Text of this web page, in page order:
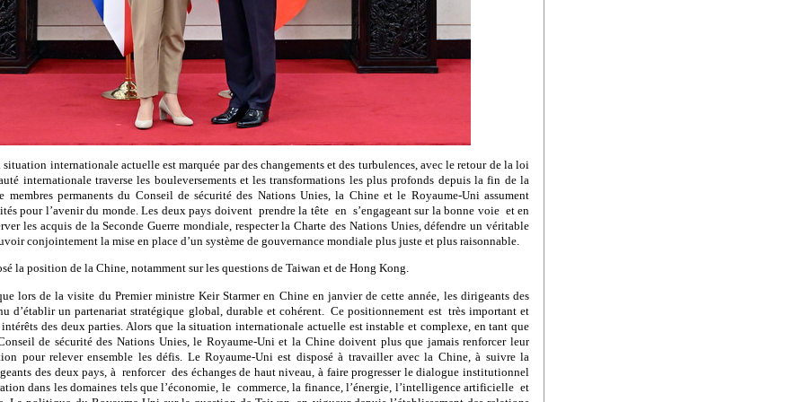
internationale actuelle est marquée par des changements et des turbulences, avec le retour de la loi
internationale traverse les bouleversements et les transformations les plus profonds depuis la fin de la
membres permanents du Conseil de sécurité des Nations Unies, la Chine et le Royaume-Uni assument
pour l’avenir du monde. Les deux pays doivent prendre la tête en s’engageant sur la bonne voie et en
les acquis de la Seconde Guerre mondiale, respecter la Charte des Nations Unies, défendre un véritable
conjointement la mise en place d’un système de gouvernance mondiale plus juste et plus raisonnable.
la position de la Chine, notamment sur les questions de Taiwan et de Hong Kong.
lors de la visite du Premier ministre Keir Starmer en Chine en janvier de cette année, les dirigeants des
d’établir un partenariat stratégique global, durable et cohérent. Ce positionnement est très important et
des deux parties. Alors que la situation internationale actuelle est instable et complexe, en tant que
de sécurité des Nations Unies, le Royaume-Uni et la Chine doivent plus que jamais renforcer leur
pour relever ensemble les défis. Le Royaume-Uni est disposé à travailler avec la Chine, à suivre la
des deux pays, à renforcer des échanges de haut niveau, à faire progresser le dialogue institutionnel
dans les domaines tels que l’économie, le commerce, la finance, l’énergie, l’intelligence artificielle et